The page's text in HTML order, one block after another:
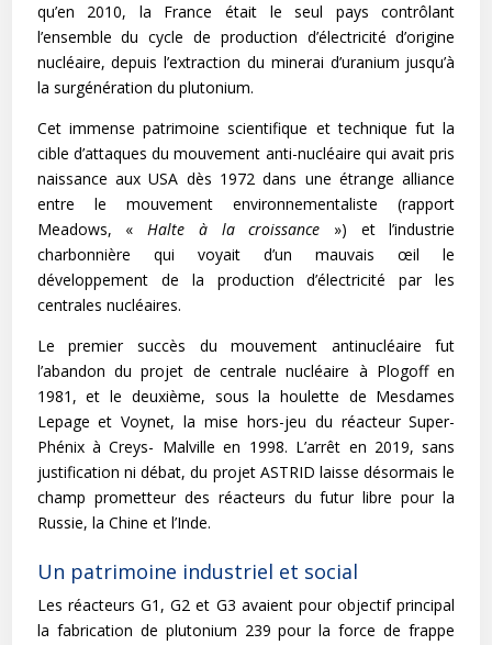
qu’en 2010, la France était le seul pays contrôlant
l’ensemble du cycle de production d’électricité d’origine
nucléaire, depuis l’extraction du minerai d’uranium jusqu’à
la surgénération du plutonium.
Cet immense patrimoine scientifique et technique fut la
cible d’attaques du mouvement anti-nucléaire qui avait pris
naissance aux USA dès 1972 dans une étrange alliance
entre le mouvement environnementaliste (rapport
Meadows, «Halte à la croissance ») et l’industrie
charbonnière qui voyait d’un mauvais œil le
développement de la production d’électricité par les
centrales nucléaires.
Le premier succès du mouvement antinucléaire fut
l’abandon du projet de centrale nucléaire à Plogoff en
1981, et le deuxième, sous la houlette de Mesdames
Lepage et Voynet, la mise hors-jeu du réacteur Super-
Phénix à Creys- Malville en 1998. L’arrêt en 2019, sans
justification ni débat, du projet ASTRID laisse désormais le
champ prometteur des réacteurs du futur libre pour la
Russie, la Chine et l’Inde.
Un patrimoine industriel et social
Les réacteurs G1, G2 et G3 avaient pour objectif principal
la fabrication de plutonium 239 pour la force de frappe